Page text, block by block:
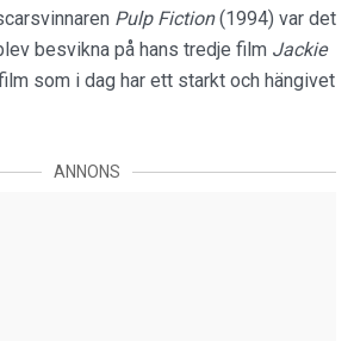
Pulp Fiction(1994) var det
besvikna på hans tredje film Jackie
som i dag har ett starkt och hängivet
ANNONS